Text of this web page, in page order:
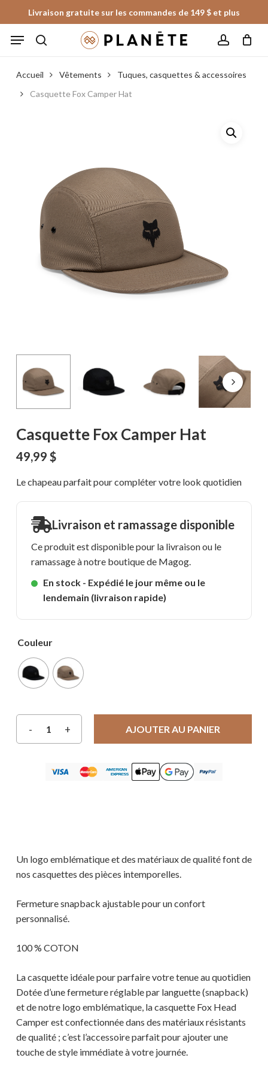
to
main
Livraison gratuite sur les commandes de 149 $ et plus
Menu
Fermer
le
panier
Accueil Vêtements
Tuques, casquettes & accessoires
Casquette Fox Camper Hat
Casquette Fox Camper Hat
49,99 $
Le chapeau parfait pour compléter votre look quotidien
Livraison et ramassage disponible
Ce produit est disponible pour la livraison ou le
ramassage à notre boutique de Magog.
En stock - Expédié le jour même ou le
lendemain (livraison rapide)
Couleur
AJOUTER AU PANIER
Un logo emblématique et des matériaux de qualité font de
nos casquettes des pièces intemporelles.
Fermeture snapback ajustable pour un confort
personnalisé.
100 % COTON
La casquette idéale pour parfaire votre tenue au quotidien
Dotée d’une fermeture réglable par languette (snapback)
et de notre logo emblématique, la casquette Fox Head
Camper est confectionnée dans des matériaux résistants
de qualité ; c’est l’accessoire parfait pour ajouter une
touche de style immédiate à votre journée.